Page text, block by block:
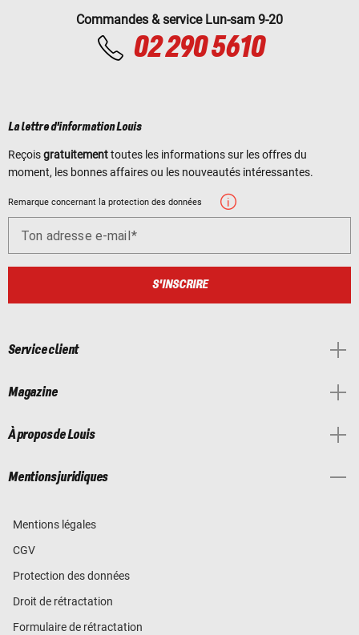
Commandes & service Lun-sam 9-20
02 290 5610
La lettre d'information Louis
Reçoisgratuitementtoutes les informations sur les offres du
moment, les bonnes affaires ou les nouveautés intéressantes.
Remarque concernant la protection des données
Ton adresse e-mail
S'INSCRIRE
Service client
Magazine
À propos de Louis
Mentions juridiques
Mentions légales
CGV
Protection des données
Droit de rétractation
Formulaire de rétractation